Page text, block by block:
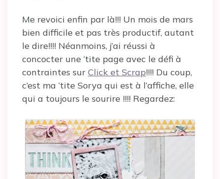
Me revoici enfin par là!!! Un mois de mars
bien difficile et pas très productif, autant
le dire!!!! Néanmoins, j’ai réussi à
concocter une ‘tite page avec le défi à
contraintes sur Click et Scrap!!!! Du coup,
c’est ma ‘tite Sorya qui est à l’affiche, elle
qui a toujours le sourire !!!! Regardez: